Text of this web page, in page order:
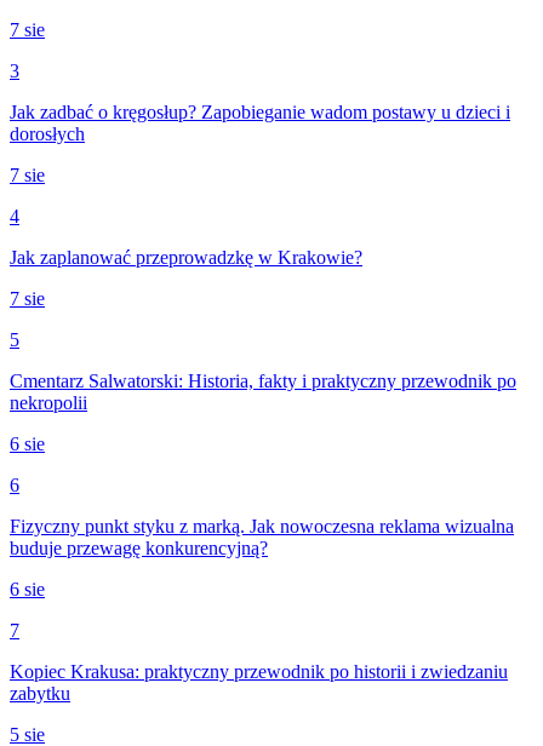
7 sie
3
Jak zadbać o kręgosłup? Zapobieganie wadom postawy u dzieci i
dorosłych
7 sie
4
Jak zaplanować przeprowadzkę w Krakowie?
7 sie
5
Cmentarz Salwatorski: Historia, fakty i praktyczny przewodnik po
nekropolii
6 sie
6
Fizyczny punkt styku z marką. Jak nowoczesna reklama wizualna
buduje przewagę konkurencyjną?
6 sie
7
Kopiec Krakusa: praktyczny przewodnik po historii i zwiedzaniu
zabytku
5 sie